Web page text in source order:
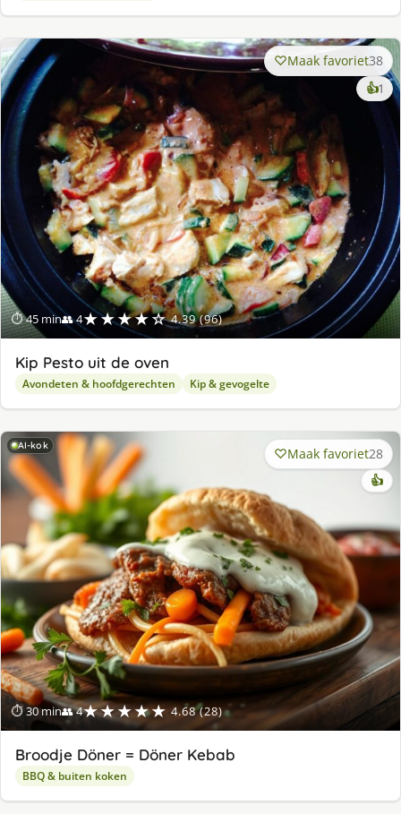
⏱ 45 min👥 4★★★★☆ 4.39 (96)
Maak favoriet38
👍1
Kip Pesto uit de oven
Avondeten & hoofdgerechten Kip & gevogelte
AI-kok
⏱ 30 min👥 4★★★★★ 4.68 (28)
Maak favoriet28
👍
Broodje Döner = Döner Kebab
BBQ & buiten koken